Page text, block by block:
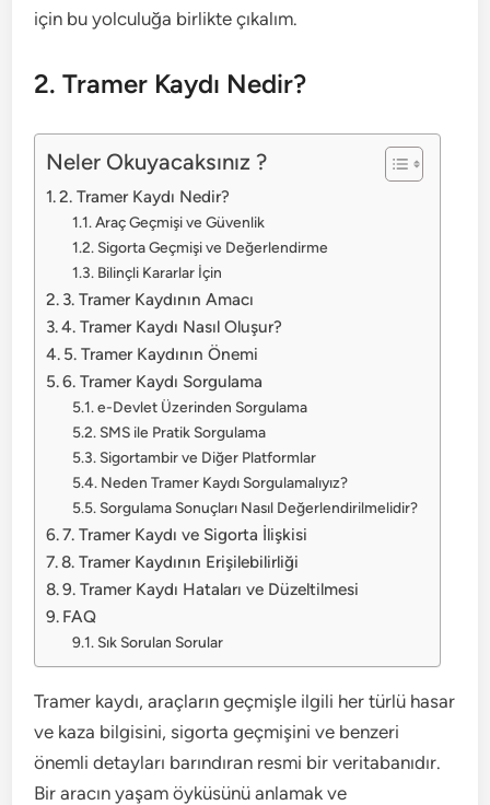
için bu yolculuğa birlikte çıkalım.
2. Tramer Kaydı Nedir?
Neler Okuyacaksınız ?
2. Tramer Kaydı Nedir?
Araç Geçmişi ve Güvenlik
Sigorta Geçmişi ve Değerlendirme
Bilinçli Kararlar İçin
3. Tramer Kaydının Amacı
4. Tramer Kaydı Nasıl Oluşur?
5. Tramer Kaydının Önemi
6. Tramer Kaydı Sorgulama
e-Devlet Üzerinden Sorgulama
SMS ile Pratik Sorgulama
Sigortambir ve Diğer Platformlar
Neden Tramer Kaydı Sorgulamalıyız?
Sorgulama Sonuçları Nasıl Değerlendirilmelidir?
7. Tramer Kaydı ve Sigorta İlişkisi
8. Tramer Kaydının Erişilebilirliği
9. Tramer Kaydı Hataları ve Düzeltilmesi
FAQ
Sık Sorulan Sorular
Tramer kaydı, araçların geçmişle ilgili her türlü hasar
ve kaza bilgisini, sigorta geçmişini ve benzeri
önemli detayları barındıran resmi bir veritabanıdır.
Bir aracın yaşam öyküsünü anlamak ve